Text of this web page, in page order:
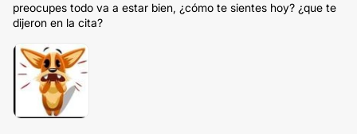
preocupes todo va a estar bien, ¿cómo te sientes hoy? ¿que te
dijeron en la cita?